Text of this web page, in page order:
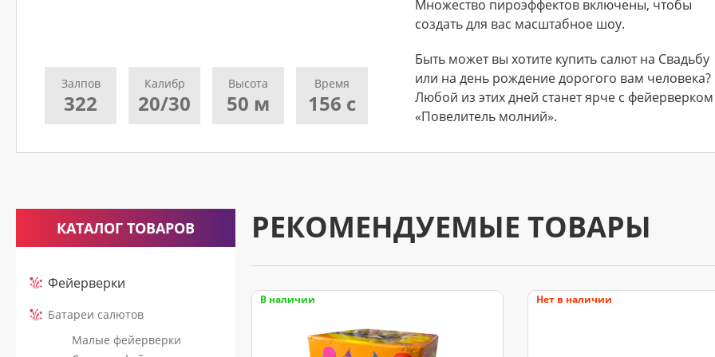
Залпов
322
Калибр
20/30
Высота
50 м
Время
156 с
Множество пироэффектов включены, чтобы
создать для вас масштабное шоу.
Быть может вы хотите купить салют на Свадьбу
или на день рождение дорогого вам человека?
Любой из этих дней станет ярче с фейерверком
«Повелитель молний».
КАТАЛОГ ТОВАРОВ
Фейерверки
Батареи салютов
Малые фейерверки
РЕКОМЕНДУЕМЫЕ ТОВАРЫ
В наличии Нет в наличии
только
после
звонка